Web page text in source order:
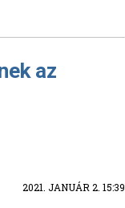
az
2021. JANUÁR 2. 15:39